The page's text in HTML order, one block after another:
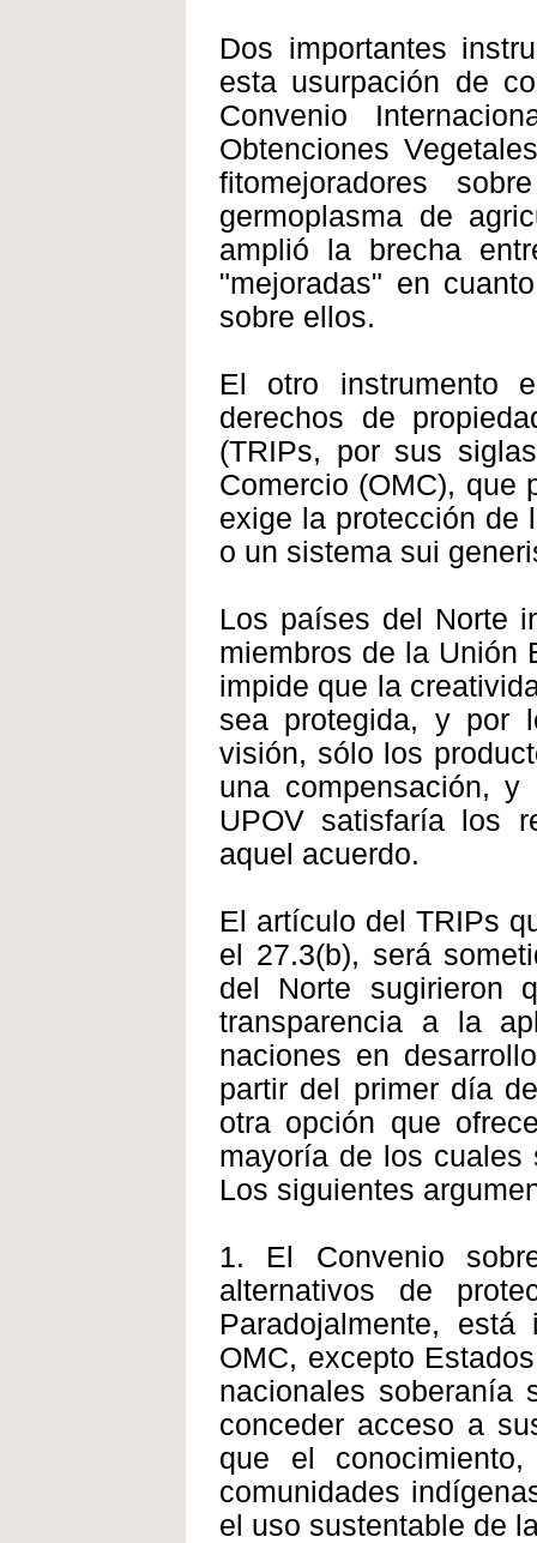
Dos importantes
esta usurpación de
Convenio
Obtenciones
fitomejoradores
germoplasma de
amplió la brecha
"mejoradas" en
sobre ellos.
El otro instrumento
derechos de
(TRIPs, por sus
Comercio (OMC), que
exige la protección de
o un sistema sui
Los países del Norte
miembros de la Unión
impide que la
sea protegida, y por
visión, sólo los
una compensación,
UPOV satisfaría los
aquel acuerdo.
El artículo del TRIPs
el 27.3(b), será
del Norte sugirieron
transparencia a la
naciones en
partir del primer día
otra opción que
mayoría de los cuales
Los siguientes
1. El Convenio
alternativos de
Paradojalmente,
OMC, excepto
nacionales soberanía
conceder acceso a
que el
comunidades
el uso sustentable de